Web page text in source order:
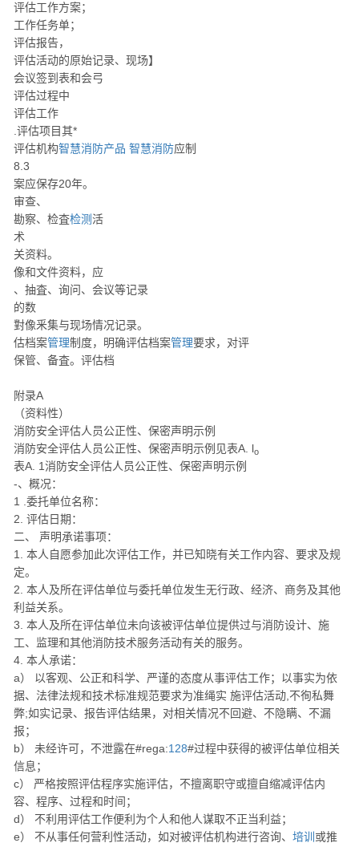
评估工作方案；
工作任务单；
评估报告，
评估活动的原始记录、现场】
会议签到表和会弓
评估过程中
评估工作
.评估项目其*
评估机构智慧消防产品 智慧消防应制
8.3
案应保存20年。
审查、
勘察、检査检测活
术
关资料。
像和文件资料，应
、抽査、询问、会议等记录
的数
對像釆集与现场情况记录。
估档案管理制度，明确评估档案管理要求，对评
保管、备査。评估档
附录A
（资料性）
消防安全评估人员公正性、保密声明示例
消防安全评估人员公正性、保密声明示例见表A. lo
表A. 1消防安全评估人员公正性、保密声明示例
-、概况：
1 .委托单位名称：
2. 评估日期：
二、 声明承诺事项：
1. 本人自愿参加此次评估工作，并已知晓有关工作内容、要求及规
定。
2. 本人及所在评估单位与委托单位发生无行政、经济、商务及其他
利益关系。
3. 本人及所在评估单位未向该被评估单位提供过与消防设计、施
工、监理和其他消防技术服务活动有关的服务。
4. 本人承诺：
a） 以客观、公正和科学、严谨的态度从事评估工作；以事实为依
据、法律法规和技术标准规范要求为准绳实 施评估活动,不徇私舞
弊;如实记录、报告评估结果，对相关情况不回避、不隐瞒、不漏
报；
b） 未经许可，不泄露在#rega:128#过程中获得的被评估单位相关
信息；
c） 严格按照评估程序实施评估，不擅离职守或擅自缩减评估内
容、程序、过程和时间；
d） 不利用评估工作便利为个人和他人谋取不正当利益；
e） 不从事任何营利性活动，如对被评估机构进行咨询、 培训 或推